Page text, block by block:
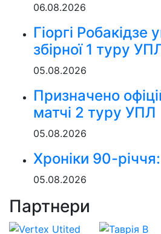
06.08.2026
Гіоргі Робакідзе
збірної 1 туру
05.08.2026
Призначено
матчі 2 туру УПЛ
05.08.2026
Хроніки 90-
05.08.2026
Партнери